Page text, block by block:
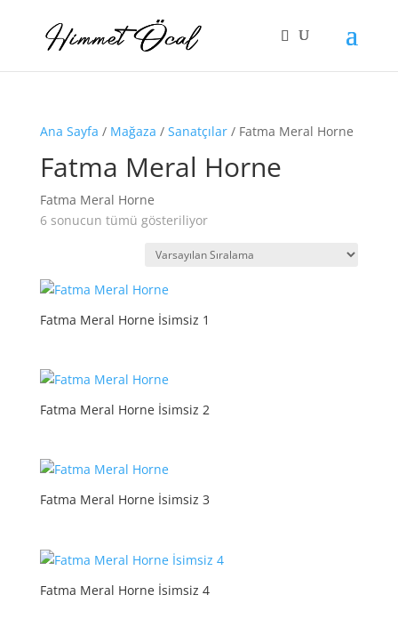
Ana Sayfa / Mağaza / Sanatçılar/ Fatma Meral Horne
Fatma Meral Horne
Fatma Meral Horne
6 sonucun tümü gösteriliyor
Fatma Meral Horne İsimsiz 1
Fatma Meral Horne İsimsiz 2
Fatma Meral Horne İsimsiz 3
Fatma Meral Horne İsimsiz 4